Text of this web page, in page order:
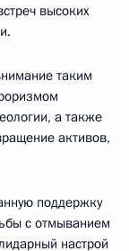
высоких
таким
а также
активов,
поддержку
с отмыванием
настрой